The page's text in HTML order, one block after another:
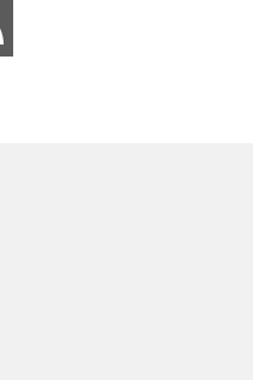
る「Excel・Word・
PDF」